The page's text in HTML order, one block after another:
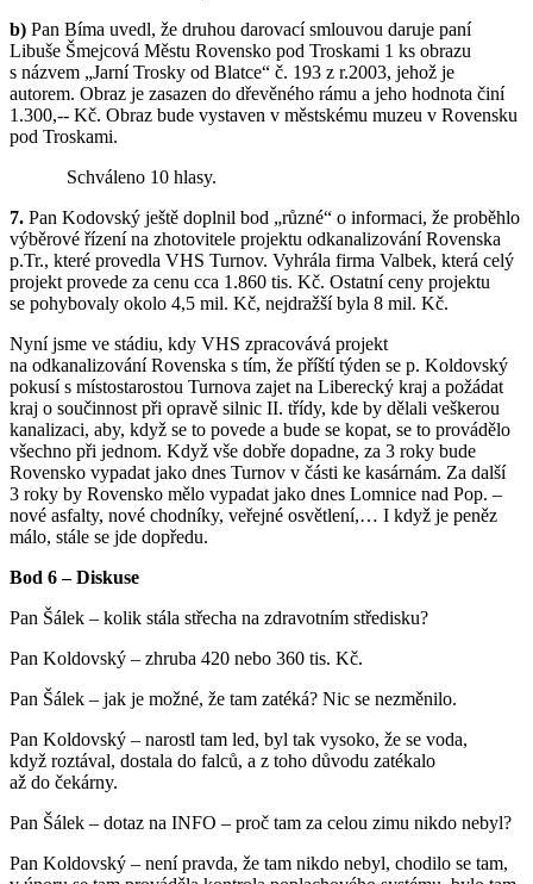
b) Pan Bíma uvedl, že druhou darovací smlouvou daruje paní
Libuše Šmejcová Městu Rovensko pod Troskami 1 ks obrazu
s názvem „Jarní Trosky od Blatce“ č. 193 z r.2003, jehož je
autorem. Obraz je zasazen do dřevěného rámu a jeho hodnota činí
1.300,-- Kč. Obraz bude vystaven v městskému muzeu v Rovensku
pod Troskami.
Schváleno 10 hlasy.
7. Pan Kodovský ještě doplnil bod „různé“ o informaci, že proběhlo
výběrové řízení na zhotovitele projektu odkanalizování Rovenska
p.Tr., které provedla VHS Turnov. Vyhrála firma Valbek, která celý
projekt provede za cenu cca 1.860 tis. Kč. Ostatní ceny projektu
se pohybovaly okolo 4,5 mil. Kč, nejdražší byla 8 mil. Kč.
Nyní jsme ve stádiu, kdy VHS zpracovává projekt
na odkanalizování Rovenska s tím, že příští týden se p. Koldovský
pokusí s místostarostou Turnova zajet na Liberecký kraj a požádat
kraj o součinnost při opravě silnic II. třídy, kde by dělali veškerou
kanalizaci, aby, když se to povede a bude se kopat, se to provádělo
všechno při jednom. Když vše dobře dopadne, za 3 roky bude
Rovensko vypadat jako dnes Turnov v části ke kasárnám. Za další
3 roky by Rovensko mělo vypadat jako dnes Lomnice nad Pop. –
nové asfalty, nové chodníky, veřejné osvětlení,… I když je peněz
málo, stále se jde dopředu.
Bod 6 – Diskuse
Pan Šálek – kolik stála střecha na zdravotním středisku?
Pan Koldovský – zhruba 420 nebo 360 tis. Kč.
Pan Šálek – jak je možné, že tam zatéká? Nic se nezměnilo.
Pan Koldovský – narostl tam led, byl tak vysoko, že se voda,
když roztával, dostala do falců, a z toho důvodu zatékalo
až do čekárny.
Pan Šálek – dotaz na INFO – proč tam za celou zimu nikdo nebyl?
Pan Koldovský – není pravda, že tam nikdo nebyl, chodilo se tam,